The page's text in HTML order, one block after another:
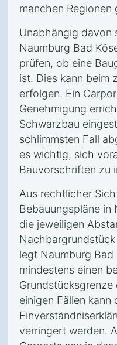
manchen Regionen
Unabhängig davon
Naumburg Bad
prüfen, ob eine
ist. Dies kann beim
erfolgen. Ein
Genehmigung
Schwarzbau
schlimmsten Fall
es wichtig, sich
Bauvorschriften zu
Aus rechtlicher
Bebauungspläne in
die jeweiligen
legt Naumburg
mindestens einen
Grundstücksgrenze
einigen Fällen kann
verringert werden.